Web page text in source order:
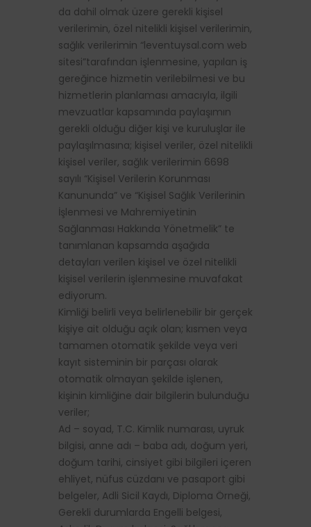
da dahil olmak üzere gerekli kişisel
verilerimin, özel nitelikli kişisel verilerimin,
sağlık verilerimin “leventuysal.com web
sitesi”tarafından işlenmesine, yapılan iş
gereğince hizmetin verilebilmesi ve bu
hizmetlerin planlaması amacıyla, ilgili
mevzuatlar kapsamında paylaşımın
gerekli olduğu diğer kişi ve kuruluşlar ile
paylaşılmasına; kişisel veriler, özel nitelikli
kişisel veriler, sağlık verilerimin 6698
sayılı “Kişisel Verilerin Korunması
Kanununda” ve “Kişisel Sağlık Verilerinin
İşlenmesi ve Mahremiyetinin
Sağlanması Hakkında Yönetmelik” te
tanımlanan kapsamda aşağıda
detayları verilen kişisel ve özel nitelikli
kişisel verilerin işlenmesine muvafakat
ediyorum.
Kimliği belirli veya belirlenebilir bir gerçek
kişiye ait olduğu açık olan; kısmen veya
tamamen otomatik şekilde veya veri
kayıt sisteminin bir parçası olarak
otomatik olmayan şekilde işlenen,
kişinin kimliğine dair bilgilerin bulunduğu
veriler;
Ad – soyad, T.C. Kimlik numarası, uyruk
bilgisi, anne adı – baba adı, doğum yeri,
doğum tarihi, cinsiyet gibi bilgileri içeren
ehliyet, nüfus cüzdanı ve pasaport gibi
belgeler, Adli Sicil Kaydı, Diploma Örneği,
Gerekli durumlarda Engelli belgesi,